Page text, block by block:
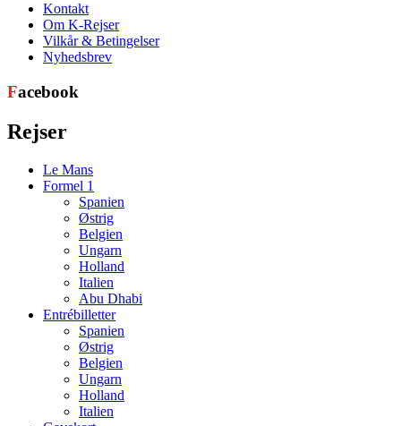
Kontakt
Om K-Rejser
Vilkår & Betingelser
Nyhedsbrev
Facebook
Rejser
Le Mans
Formel 1
Spanien
Østrig
Belgien
Ungarn
Holland
Italien
Abu Dhabi
Entrébilletter
Spanien
Østrig
Belgien
Ungarn
Holland
Italien